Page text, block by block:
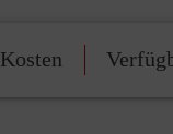
Kosten